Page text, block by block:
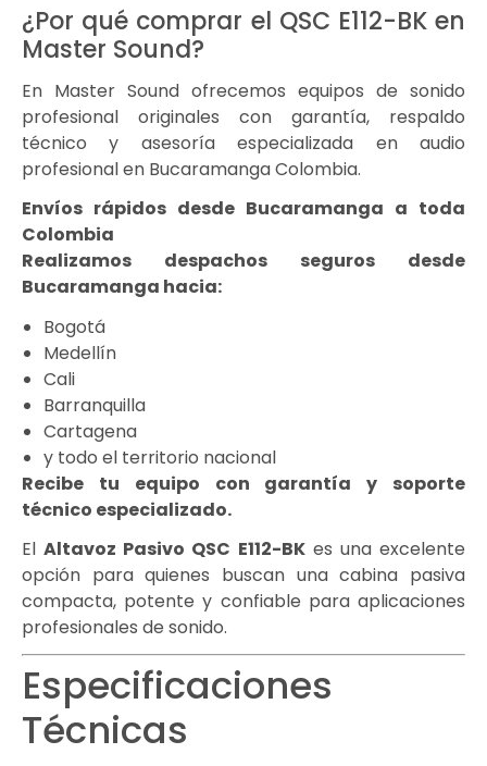
¿Por qué comprar el QSC E112-BK en
Master Sound?
En Master Sound ofrecemos equipos de sonido
profesional originales con garantía, respaldo
técnico y asesoría especializada en audio
profesional en Bucaramanga Colombia.
Envíos rápidos desde Bucaramanga a toda
Colombia
Realizamos despachos seguros desde
Bucaramanga hacia:
Bogotá
Medellín
Cali
Barranquilla
Cartagena
y todo el territorio nacional
Recibe tu equipo con garantía y soporte
técnico especializado.
ElAltavoz Pasivo QSC E112-BKes una excelente
opción para quienes buscan una cabina pasiva
compacta, potente y confiable para aplicaciones
profesionales de sonido.
Especificaciones
Técnicas